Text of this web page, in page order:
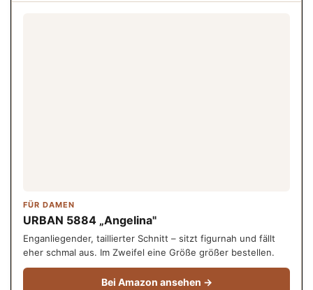
FÜR DAMEN
URBAN 5884 „Angelina"
Enganliegender, taillierter Schnitt – sitzt figurnah und fällt
eher schmal aus. Im Zweifel eine Größe größer bestellen.
Bei Amazon ansehen →